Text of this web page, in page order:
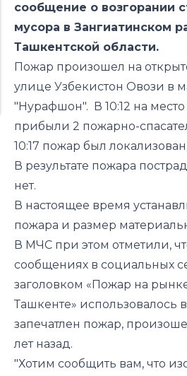
сообщение о возгорании
мусора в Зангиатинском
Ташкентской области.
Пожар произошел на
улице Узбекистон Овози в
"Нурафшон". В 10:12 на
прибыли 2 пожарно-
10:17 пожар был
В результате пожара
нет.
В настоящее время
пожара и размер
В МЧС при этом отметили,
сообщениях в социальных
заголовком «Пожар на
Ташкенте» использовалось
запечатлен пожар,
лет назад.
"Хотим сообщить вам, что